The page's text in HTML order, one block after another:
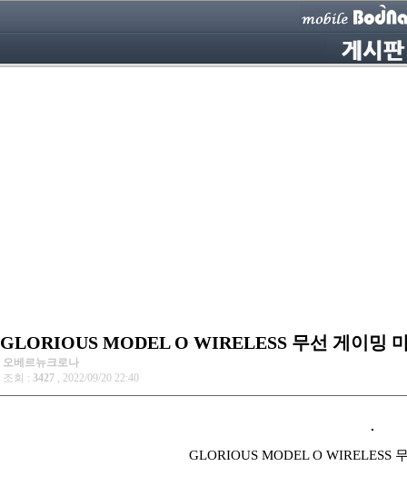
GLORIOUS MODEL O WIRELESS 무선 게이밍
오베르뉴크로나
조회 : 3427 , 2022/09/20 22:40
GLORIOUS MODEL O WIRELESS